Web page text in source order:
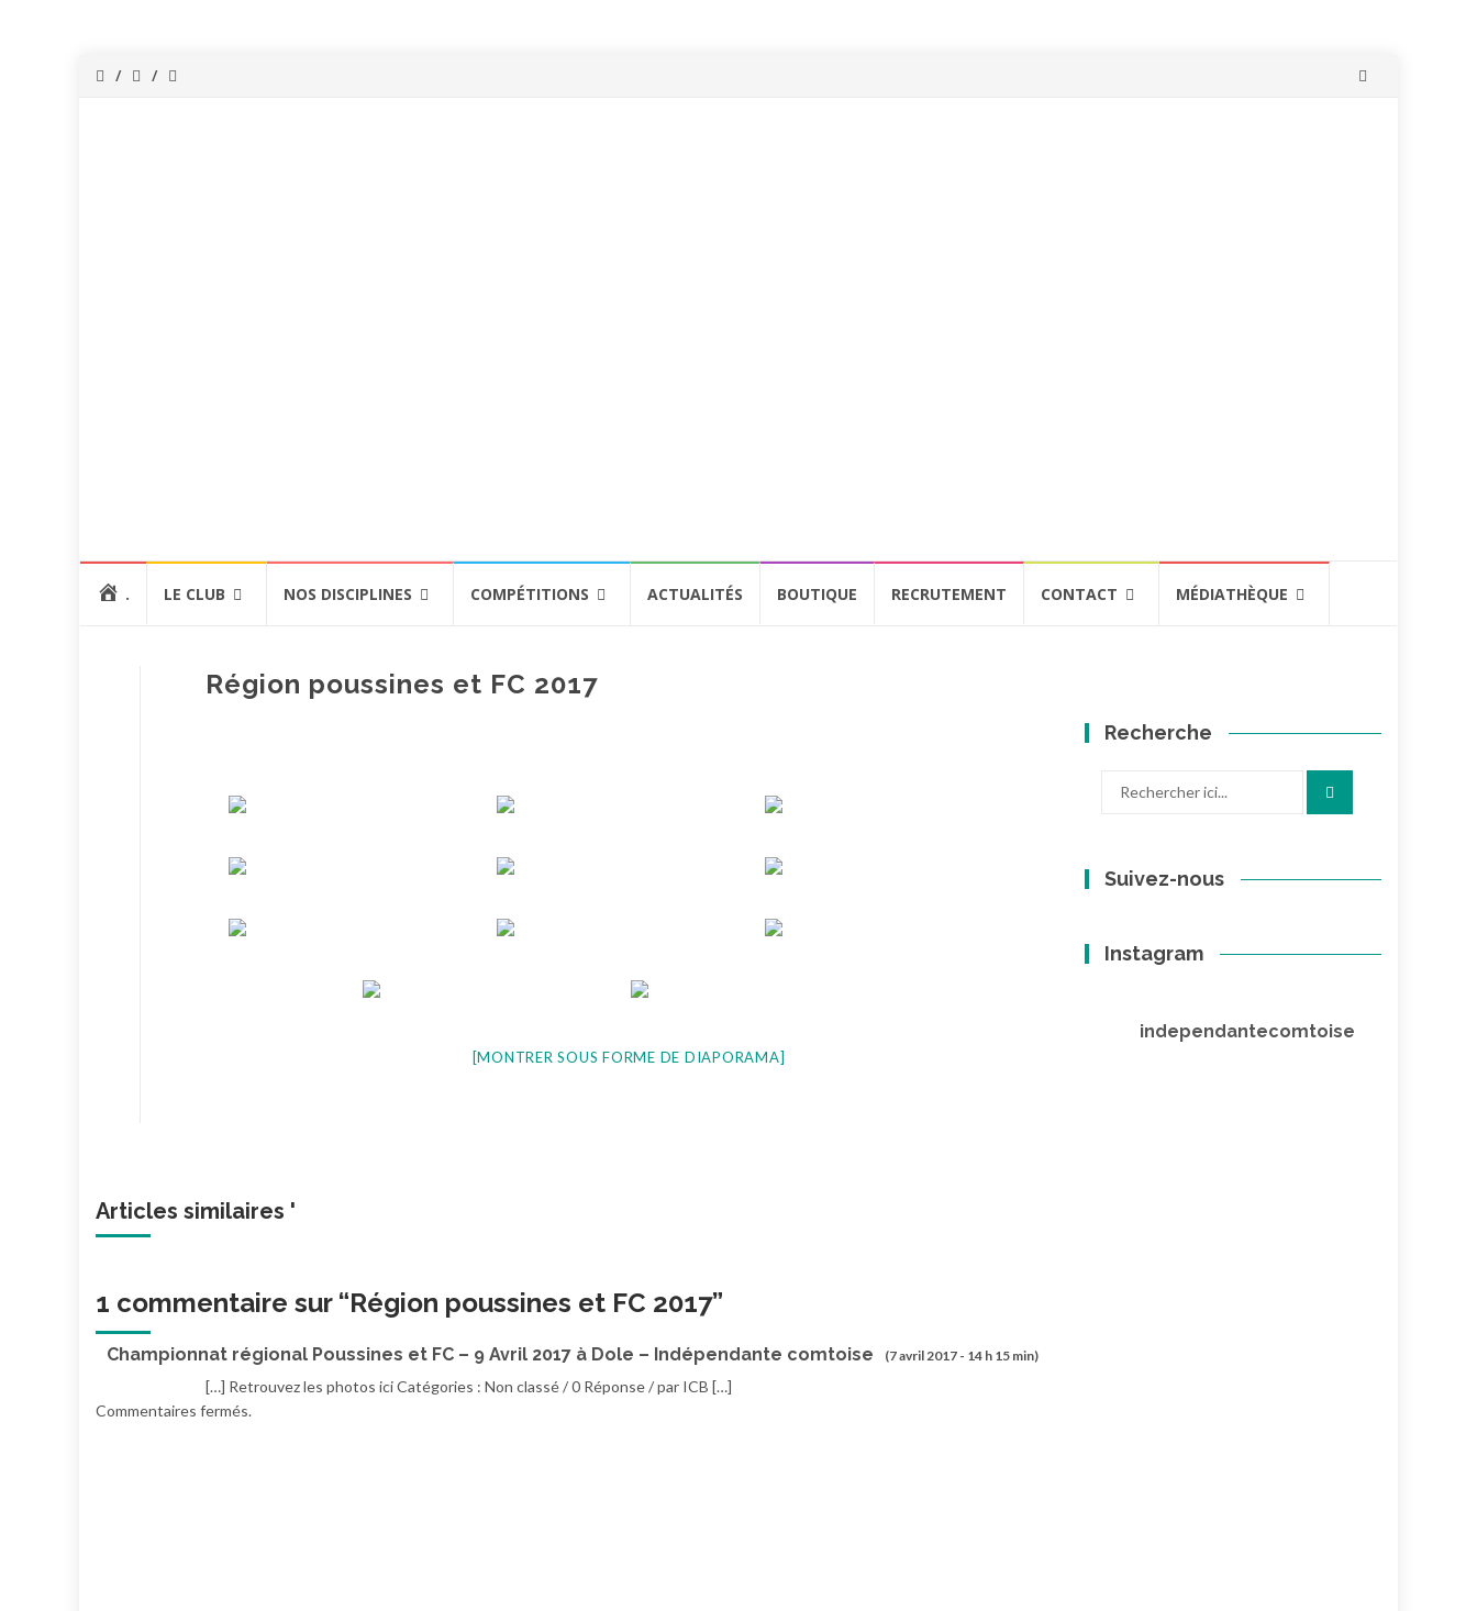
. LE CLUB NOS DISCIPLINES COMPÉTITIONS ACTUALITÉS BOUTIQUE RECRUTEMENT CONTACT MÉDIATHÈQUE
Région poussines et FC 2017
[MONTRER SOUS FORME DE DIAPORAMA]
Articles similaires '
1 commentaire sur “Région poussines et FC 2017”
Championnat régional Poussines et FC – 9 Avril 2017 à Dole – Indépendante comtoise (7 avril 2017 - 14 h 15 min)
[…] Retrouvez les photos ici Catégories : Non classé / 0 Réponse / par ICB […]
Commentaires fermés.
Recherche
Suivez-nous
Instagram
independantecomtoise